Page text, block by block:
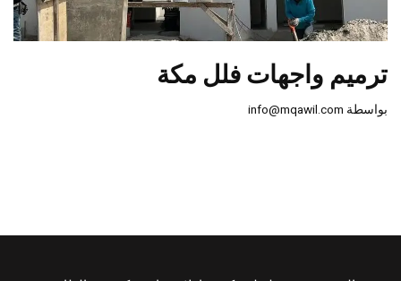
ترميم واجهات فلل مكة
بواسطة info@mqawil.com